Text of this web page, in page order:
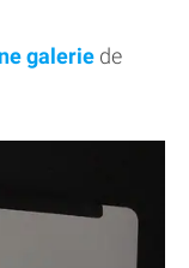
galerie de